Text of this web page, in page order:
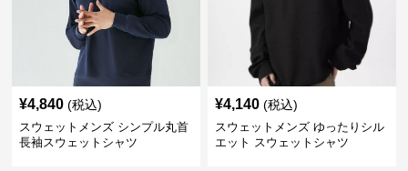
¥4,840 (税込)
スウェットメンズ シンプル丸首
長袖スウェットシャツ
¥4,140 (税込)
スウェットメンズ ゆったりシル
エット スウェットシャツ